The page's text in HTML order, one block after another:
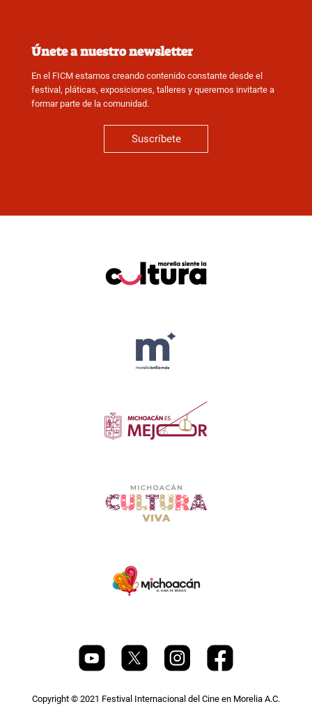
Únete a nuestro newsletter
En el FICM estamos creando contenido constante desde el
festival, pláticas, exposiciones, talleres y queremos invitarte a
formar parte de la comunidad.
Suscríbete
Copyright © 2021 Festival Internacional del Cine en Morelia A.C.